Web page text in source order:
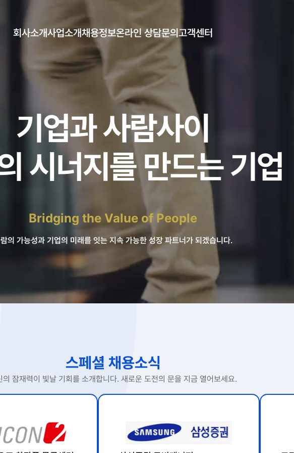
회사소개
CEO 인사말
사업소개
아웃소싱
인재파견
채용정보
채용정보
온라인 상담문의
증명서 신청
고객센터
공지사항
자료게시판
기업과 사람사이
시너지를 만드는 기업
Bridging the Value of People
의 가능성과 기업의 미래를 잇는 지속 가능한 성장 파트너가 되겠습니다.
스페셜 채용소식
의 잠재력이 빛날 기회를 소개합니다. 새로운 도전의 문을 지금 열어보세요.